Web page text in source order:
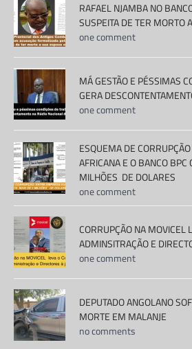
RAFAEL NJAMBA NO
SUSPEITA DE TER MORTO
one comment
MÁ GESTÃO E PÉSSIMAS
GERA
one comment
ESQUEMA DE
AFRICANA E O BANCO
MILHÕES DE DOLARES
one comment
CORRUPÇÃO NA MOVICEL
ADMINSITRAÇÃO E
one comment
DEPUTADO ANGOLANO
MORTE EM MALANJE
no comments